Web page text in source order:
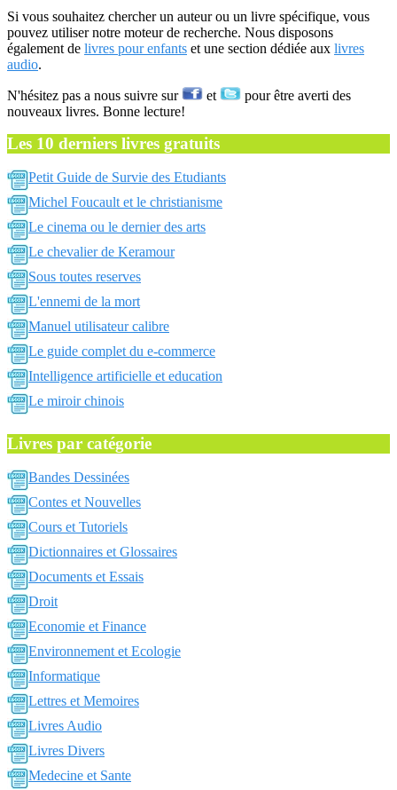
Si vous souhaitez chercher un auteur ou un livre spécifique, vous
pouvez utiliser notre moteur de recherche. Nous disposons
également de livres pour enfants et une section dédiée aux livres
audio.
N'hésitez pas a nous suivre sur et
pour être averti des
nouveaux livres. Bonne lecture!
Les 10 derniers livres gratuits
Petit Guide de Survie des Etudiants
Michel Foucault et le christianisme
Le cinema ou le dernier des arts
Le chevalier de Keramour
Sous toutes reserves
L'ennemi de la mort
Manuel utilisateur calibre
Le guide complet du e-commerce
Intelligence artificielle et education
Le miroir chinois
Livres par catégorie
Bandes Dessinées
Contes et Nouvelles
Cours et Tutoriels
Dictionnaires et Glossaires
Documents et Essais
Droit
Economie et Finance
Environnement et Ecologie
Informatique
Lettres et Memoires
Livres Audio
Livres Divers
Medecine et Sante